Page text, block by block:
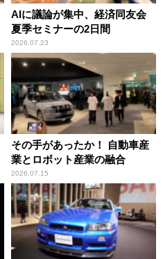
AIに議論が集中、経済同友会
夏季セミナーの2日間
2026.07.23
その手があったか！ 自動車産
業とロボット産業の融合
2026.07.15